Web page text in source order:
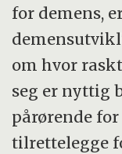
for demens,
om hvor
seg er nyttig
pårørende
tilrettelegge